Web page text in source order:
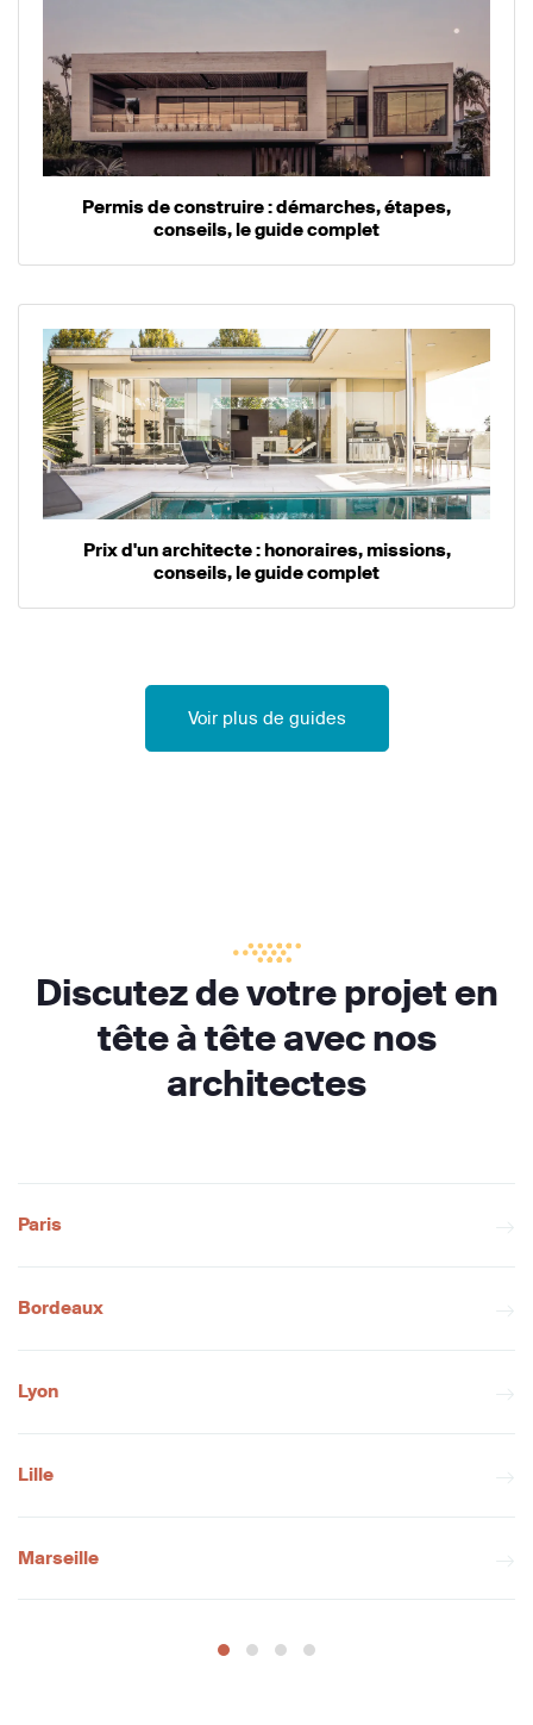
Permis de construire : démarches, étapes,
conseils, le guide complet
Prix d'un architecte : honoraires, missions,
conseils, le guide complet
Voir plus de guides
Discutez de votre projet en
tête à tête avec nos
architectes
Paris
Bordeaux
Lyon
Lille
Marseille